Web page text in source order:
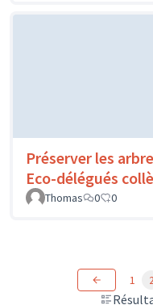
Préserver les
Eco-délégués
Thomas 0 0
1